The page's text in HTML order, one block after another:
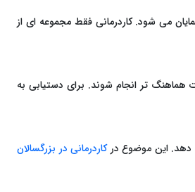
می ‌شود. کاردرمانی فقط مجموعه‌ ای از
هماهنگ ‌تر انجام شوند. برای دستیابی به
دهد. این موضوع درکاردرمانی در بزرگسالان